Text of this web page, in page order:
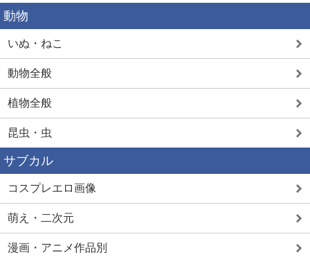
動物
いぬ・ねこ
動物全般
植物全般
昆虫・虫
サブカル
コスプレエロ画像
萌え・二次元
漫画・アニメ作品別